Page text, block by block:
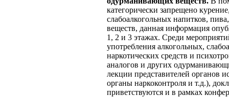
категорически запрещено
слабоалкогольных напитков,
веществ, данная информация
1, 2 и 3 этажах. Среди
употребления алкогольных,
наркотических средств и
аналогов и других
лекции представителей органов
органы наркоконтроля и т.д.),
приветствуются и в рамках